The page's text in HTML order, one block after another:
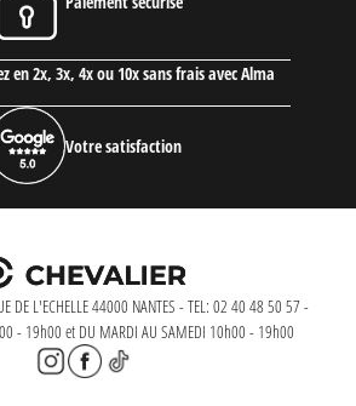
en 2x, 3x, 4x ou 10x sans frais avec Alma
Votre satisfaction
DE L'ECHELLE 44000 NANTES - TEL: 02 40 48 50 57 -
- 19h00 et DU MARDI AU SAMEDI 10h00 - 19h00